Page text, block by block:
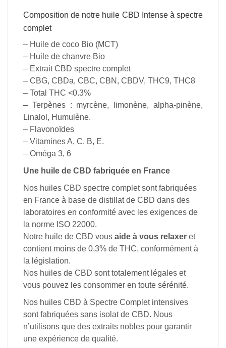
Composition de notre huile CBD Intense à spectre
complet
– Huile de coco Bio (MCT)
– Huile de chanvre Bio
– Extrait CBD spectre complet
– CBG, CBDa, CBC, CBN, CBDV, THC9, THC8
– Total THC <0.3%
– Terpènes : myrcène, limonène, alpha-pinène,
Linalol, Humulène.
– Flavonoïdes
– Vitamines A, C, B, E.
– Oméga 3, 6
Une huile de CBD fabriquée en France
Nos huiles CBD spectre complet sont fabriquées
en France à base de distillat de CBD dans des
laboratoires en conformité avec les exigences de
la norme ISO 22000.
Notre huile de CBD vous aide à vous relaxer et
contient moins de 0,3% de THC, conformément à
la législation.
Nos huiles de CBD sont totalement légales et
vous pouvez les consommer en toute sérénité.
Nos huiles CBD à Spectre Complet intensives
sont fabriquées sans isolat de CBD. Nous
n’utilisons que des extraits nobles pour garantir
une expérience de qualité.